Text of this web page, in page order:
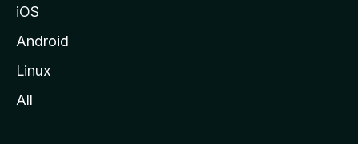
iOS
Android
Linux
All